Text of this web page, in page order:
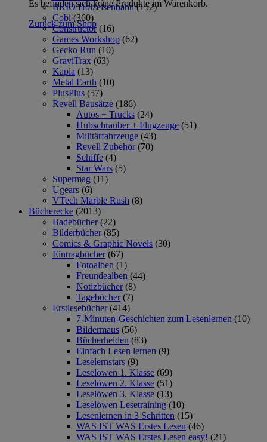
Es befinden sich keine Produkte im Warenkorb.
Zurück zum Shop
BRIO Holzeisenbahn (152)
Cobi (360)
Constructor (16)
Games Workshop (62)
Gecko Run (10)
GraviTrax (63)
Kapla (13)
Metal Earth (10)
PlusPlus (57)
Revell Bausätze (186)
Autos + Trucks (24)
Hubschrauber + Flugzeuge (51)
Militärfahrzeuge (43)
Revell Zubehör (70)
Schiffe (4)
Star Wars (5)
Supermag (11)
Ugears (6)
VTech Marble Rush (8)
Bücherecke (2013)
Badebücher (22)
Bilderbücher (85)
Comics & Graphic Novels (30)
Eintragbücher (67)
Fotoalben (1)
Freundealben (44)
Notizbücher (8)
Tagebücher (7)
Erstlesebücher (414)
7-Minuten-Geschichten zum Lesenlernen (10)
Bildermaus (56)
Bücherhelden (83)
Einfach Lesen lernen (9)
Leselernstars (9)
Leselöwen 1. Klasse (69)
Leselöwen 2. Klasse (51)
Leselöwen 3. Klasse (13)
Leselöwen Lesetraining (10)
Lesenlernen in 3 Schritten (15)
WAS IST WAS Erstes Lesen (46)
WAS IST WAS Erstes Lesen easy! (21)